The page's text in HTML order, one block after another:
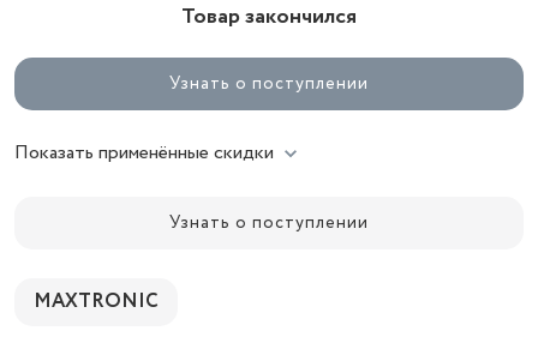
Товар закончился
Узнать о поступлении
Показать применённые скидки
Узнать о поступлении
MAXTRONIC